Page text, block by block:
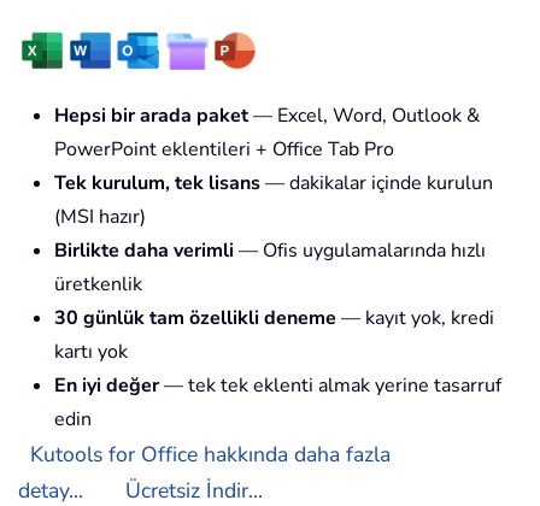
Hepsi bir arada paket— Excel, Word, Outlook &
PowerPoint eklentileri + Office Tab Pro
Tek kurulum, tek lisans— dakikalar içinde kurulun
(MSI hazır)
Birlikte daha verimli — Ofis uygulamalarında hızlı
üretkenlik
30 günlük tam özellikli deneme — kayıt yok, kredi
kartı yok
En iyi değer— tek tek eklenti almak yerine tasarruf
edin
Kutools for Office hakkında daha fazla
detay...
Ücretsiz İndir...